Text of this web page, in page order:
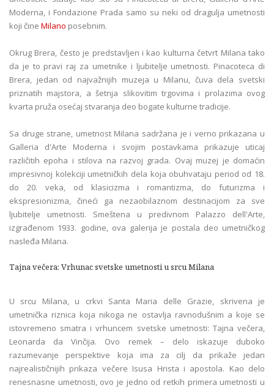
Moderna, i Fondazione Prada samo su neki od dragulja umetnosti
koji čine Milano posebnim.
Okrug Brera, često je predstavljen i kao kulturna četvrt Milana tako
da je to pravi raj za umetnike i ljubitelje umetnosti. Pinacoteca di
Brera, jedan od najvažnijih muzeja u Milanu, čuva dela svetski
priznatih majstora, a šetnja slikovitim trgovima i prolazima ovog
kvarta pruža osećaj stvaranja deo bogate kulturne tradicije.
Sa druge strane, umetnost Milana sadržana je i verno prikazana u
Galleria d'Arte Moderna i svojim postavkama prikazuje uticaj
različitih epoha i stilova na razvoj grada. Ovaj muzej je domaćin
impresivnoj kolekciji umetničkih dela koja obuhvataju period od 18.
do 20. veka, od klasicizma i romantizma, do futurizma i
ekspresionizma, čineći ga nezaobilaznom destinacijom za sve
ljubitelje umetnosti. Smeštena u predivnom Palazzo dell'Arte,
izgrađenom 1933. godine, ova galerija je postala deo umetničkog
nasleđa Milana.
Tajna večera: Vrhunac svetske umetnosti u srcu Milana
U srcu Milana, u crkvi Santa Maria delle Grazie, skrivena je
umetnička riznica koja nikoga ne ostavlja ravnodušnim a koje se
istovremeno smatra i vrhuncem svetske umetnosti: Tajna večera,
Leonarda da Vinčija. Ovo remek – delo iskazuje duboko
razumevanje perspektive koja ima za cilj da prikaže jedan
najrealističnijih prikaza večere Isusa Hrista i apostola. Kao delo
renesnasne umetnosti, ovo je jedno od retkih primera umetnosti u